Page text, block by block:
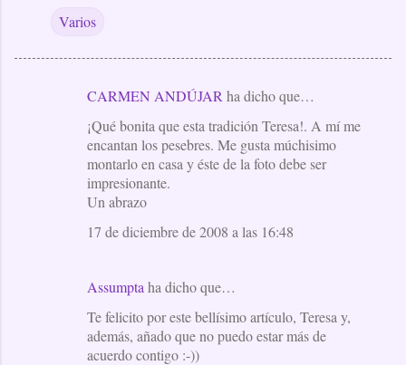
Varios
CARMEN ANDÚJAR ha dicho que…
¡Qué bonita que esta tradición Teresa!. A mí me
encantan los pesebres. Me gusta múchisimo
montarlo en casa y éste de la foto debe ser
impresionante.
Un abrazo
17 de diciembre de 2008 a las 16:48
Assumpta ha dicho que…
Te felicito por este bellísimo artículo, Teresa y,
además, añado que no puedo estar más de
acuerdo contigo :-))